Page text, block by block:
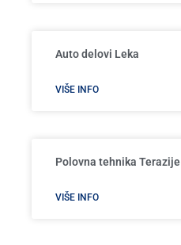
Auto delovi Leka
VIŠE INFO
Polovna tehnika Terazije
VIŠE INFO